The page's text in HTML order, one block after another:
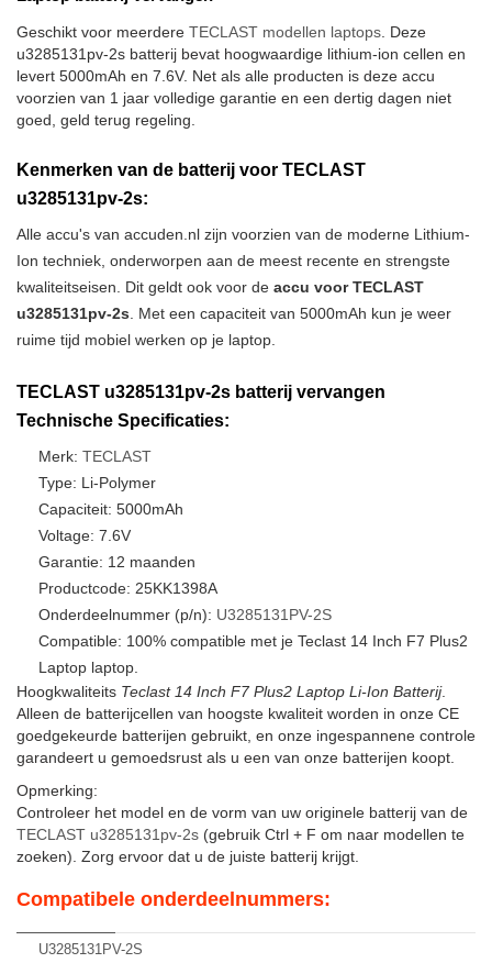
Geschikt voor meerdere TECLAST modellen laptops . Deze
u3285131pv-2s batterij bevat hoogwaardige lithium-ion cellen en
levert 5000mAh en 7.6V. Net als alle producten is deze accu
voorzien van 1 jaar volledige garantie en een dertig dagen niet
goed, geld terug regeling.
Kenmerken van de batterij voor TECLAST
u3285131pv-2s:
Alle accu's van accuden.nl zijn voorzien van de moderne Lithium-
Ion techniek, onderworpen aan de meest recente en strengste
kwaliteitseisen. Dit geldt ook voor de accu voor TECLAST
u3285131pv-2s . Met een capaciteit van 5000mAh kun je weer
ruime tijd mobiel werken op je laptop.
TECLAST u3285131pv-2s batterij vervangen
Technische Specificaties:
Merk: TECLAST
Type: Li-Polymer
Capaciteit: 5000mAh
Voltage: 7.6V
Garantie: 12 maanden
Productcode: 25KK1398A
Onderdeelnummer (p/n): U3285131PV-2S
Compatible: 100% compatible met je Teclast 14 Inch F7 Plus2
Laptop laptop.
Hoogkwaliteits Teclast 14 Inch F7 Plus2 Laptop Li-Ion Batterij.
Alleen de batterijcellen van hoogste kwaliteit worden in onze CE
goedgekeurde batterijen gebruikt, en onze ingespannene controle
garandeert u gemoedsrust als u een van onze batterijen koopt.
Opmerking:
Controleer het model en de vorm van uw originele batterij van de
TECLAST u3285131pv-2s (gebruik Ctrl + F om naar modellen te
zoeken). Zorg ervoor dat u de juiste batterij krijgt.
Compatibele onderdeelnummers:
U3285131PV-2S